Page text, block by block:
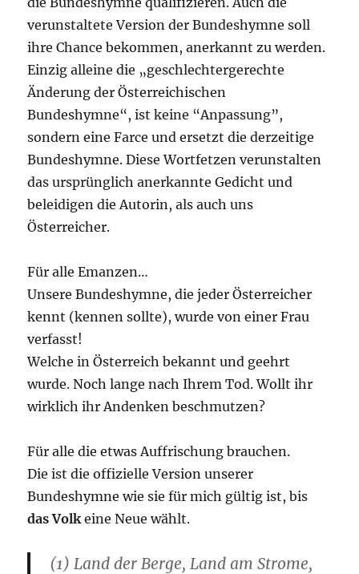
verunstaltete Version der Bundeshymne soll
ihre Chance bekommen, anerkannt zu werden.
Einzig alleine die „geschlechtergerechte
Änderung der Österreichischen
Bundeshymne“, ist keine “Anpassung”,
sondern eine Farce und ersetzt die derzeitige
Bundeshymne. Diese Wortfetzen verunstalten
das ursprünglich anerkannte Gedicht und
beleidigen die Autorin, als auch uns
Österreicher.
Für alle Emanzen…
Unsere Bundeshymne, die jeder Österreicher
kennt (kennen sollte), wurde von einer Frau
verfasst!
Welche in Österreich bekannt und geehrt
wurde. Noch lange nach Ihrem Tod. Wollt ihr
wirklich ihr Andenken beschmutzen?
Für alle die etwas Auffrischung brauchen.
Die ist die offizielle Version unserer
Bundeshymne wie sie für mich gültig ist, bis
das Volkeine Neue wählt.
(1) Land der Berge, Land am Strome,